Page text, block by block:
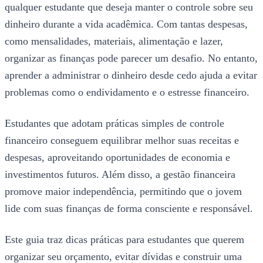
qualquer estudante que deseja manter o controle sobre seu
dinheiro durante a vida acadêmica. Com tantas despesas,
como mensalidades, materiais, alimentação e lazer,
organizar as finanças pode parecer um desafio. No entanto,
aprender a administrar o dinheiro desde cedo ajuda a evitar
problemas como o endividamento e o estresse financeiro.
Estudantes que adotam práticas simples de controle
financeiro conseguem equilibrar melhor suas receitas e
despesas, aproveitando oportunidades de economia e
investimentos futuros. Além disso, a gestão financeira
promove maior independência, permitindo que o jovem
lide com suas finanças de forma consciente e responsável.
Este guia traz dicas práticas para estudantes que querem
organizar seu orçamento, evitar dívidas e construir uma